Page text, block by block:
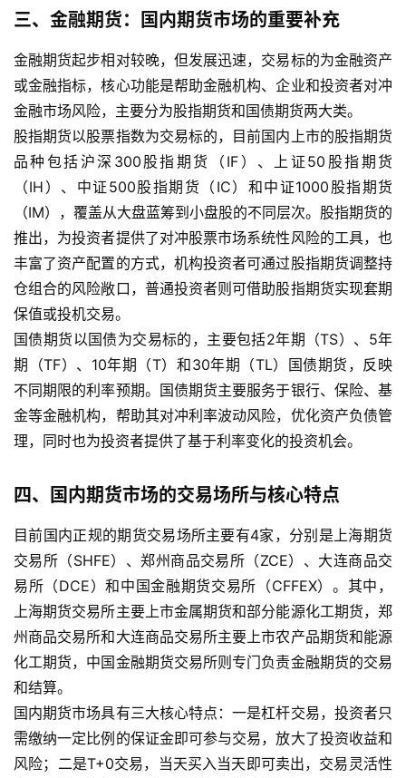
外
盘
期
货
德
指
期
货
恒
指
期
货
期
货
开
户
银
货
纳
指
期
货
股
指
期
货
三、金融期货：国内期货市场的重要补充
金融期货起步相对较晚，但发展迅速，交易标的为金融资产
或金融指标，核心功能是帮助金融机构、企业和投资者对冲
金融市场风险，主要分为股指期货和国债期货两大类。
股指期货以股票指数为交易标的，目前国内上市的股指期货
品种包括沪深300股指期货（IF）、上证50股指期货
（IH）、中证500股指期货（IC）和中证1000股指期货
（IM），覆盖从大盘蓝筹到小盘股的不同层次。股指期货的
推出，为投资者提供了对冲股票市场系统性风险的工具，也
丰富了资产配置的方式，机构投资者可通过股指期货调整持
仓组合的风险敞口，普通投资者则可借助股指期货实现套期
保值或投机交易。
国债期货以国债为交易标的，主要包括2年期（TS）、5年
期（TF）、10年期（T）和30年期（TL）国债期货，反映
不同期限的利率预期。国债期货主要服务于银行、保险、基
金等金融机构，帮助其对冲利率波动风险，优化资产负债管
理，同时也为投资者提供了基于利率变化的投资机会。
四、国内期货市场的交易场所与核心特点
目前国内正规的期货交易场所主要有4家，分别是上海期货
交易所（SHFE）、郑州商品交易所（ZCE）、大连商品交
易所（DCE）和中国金融期货交易所（CFFEX）。其中，
上海期货交易所主要上市金属期货和部分能源化工期货，郑
州商品交易所和大连商品交易所主要上市农产品期货和能源
化工期货，中国金融期货交易所则专门负责金融期货的交易
和结算。
国内期货市场具有三大核心特点：一是杠杆交易，投资者只
需缴纳一定比例的保证金即可参与交易，放大了投资收益和
风险；二是T+0交易，当天买入当天即可卖出，交易灵活性